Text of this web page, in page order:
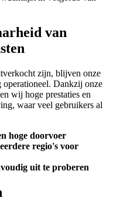
van
zijn, blijven onze
operationeel. Dankzij onze
wij hoge prestaties en
waar veel gebruikers al
hoge doorvoer
regio's voor
uit te proberen